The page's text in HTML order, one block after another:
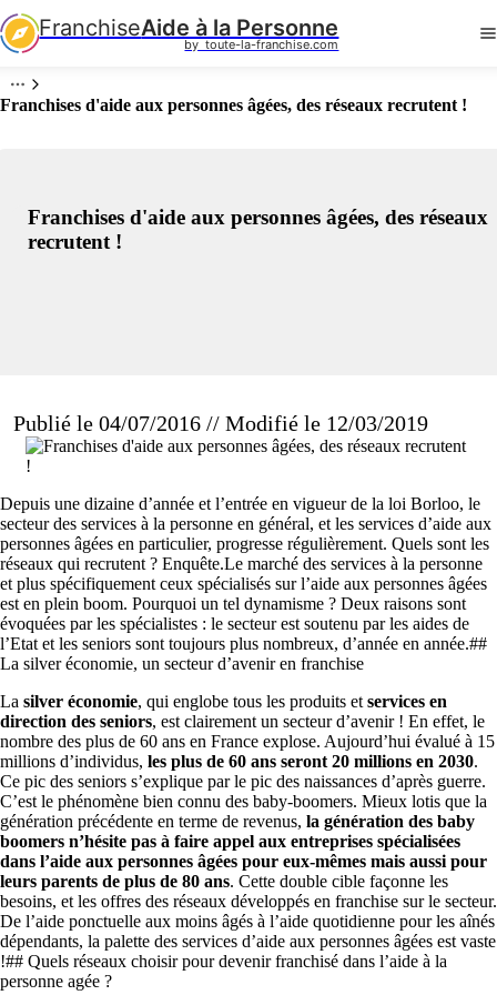
FranchiseAide à la Personne
by  toute-la-franchise.com
Franchises d'aide aux personnes âgées, des réseaux recrutent !
Franchises d'aide aux personnes âgées, des réseaux
recrutent !
Publié le 04/07/2016 // Modifié le 12/03/2019
Depuis une dizaine d’année et l’entrée en vigueur de la loi Borloo, le
secteur des services à la personne en général, et les services d’aide aux
personnes âgées en particulier, progresse régulièrement. Quels sont les
réseaux qui recrutent ? Enquête.Le marché des services à la personne
et plus spécifiquement ceux spécialisés sur l’aide aux personnes âgées
est en plein boom. Pourquoi un tel dynamisme ? Deux raisons sont
évoquées par les spécialistes : le secteur est soutenu par les aides de
l’Etat et les seniors sont toujours plus nombreux, d’année en année.##
La silver économie, un secteur d’avenir en franchise
La silver économie, qui englobe tous les produits et services en
direction des seniors, est clairement un secteur d’avenir ! En effet, le
nombre des plus de 60 ans en France explose. Aujourd’hui évalué à 15
millions d’individus, les plus de 60 ans seront 20 millions en 2030.
Ce pic des seniors s’explique par le pic des naissances d’après guerre.
C’est le phénomène bien connu des baby-boomers. Mieux lotis que la
génération précédente en terme de revenus, la génération des baby
boomers n’hésite pas à faire appel aux entreprises spécialisées
dans l’aide aux personnes âgées pour eux-mêmes mais aussi pour
leurs parents de plus de 80 ans. Cette double cible façonne les
besoins, et les offres des réseaux développés en franchise sur le secteur.
De l’aide ponctuelle aux moins âgés à l’aide quotidienne pour les aînés
dépendants, la palette des services d’aide aux personnes âgées est vaste
!## Quels réseaux choisir pour devenir franchisé dans l’aide à la
personne agée ?